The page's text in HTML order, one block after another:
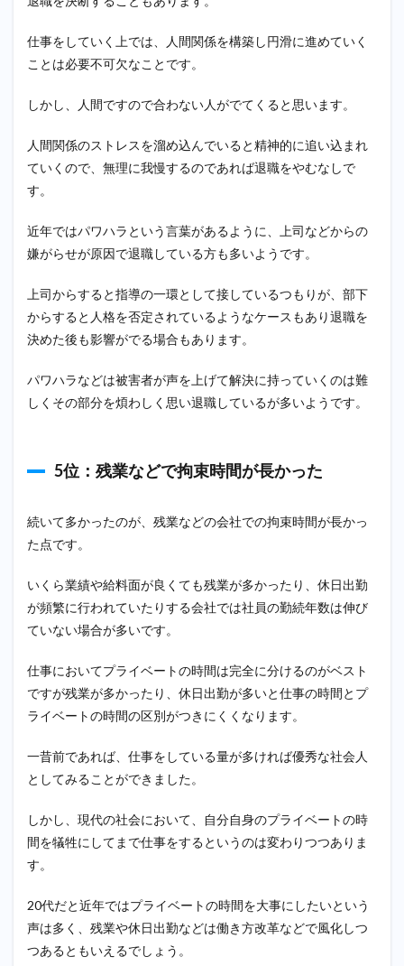
仕事をしていく上では、人間関係を構築し円滑に進めていく
ことは必要不可欠なことです。
しかし、人間ですので合わない人がでてくると思います。
人間関係のストレスを溜め込んでいると精神的に追い込まれ
ていくので、無理に我慢するのであれば退職をやむなしで
す。
近年ではパワハラという言葉があるように、上司などからの
嫌がらせが原因で退職している方も多いようです。
上司からすると指導の一環として接しているつもりが、部下
からすると人格を否定されているようなケースもあり退職を
決めた後も影響がでる場合もあります。
パワハラなどは被害者が声を上げて解決に持っていくのは難
しくその部分を煩わしく思い退職しているが多いようです。
5位：残業などで拘束時間が長かった
続いて多かったのが、残業などの会社での拘束時間が長かっ
た点です。
いくら業績や給料面が良くても残業が多かったり、休日出勤
が頻繁に行われていたりする会社では社員の勤続年数は伸び
ていない場合が多いです。
仕事においてプライベートの時間は完全に分けるのがベスト
ですが残業が多かったり、休日出勤が多いと仕事の時間とプ
ライベートの時間の区別がつきにくくなります。
一昔前であれば、仕事をしている量が多ければ優秀な社会人
としてみることができました。
しかし、現代の社会において、自分自身のプライベートの時
間を犠牲にしてまで仕事をするというのは変わりつつありま
す。
20代だと近年ではプライベートの時間を大事にしたいという
声は多く、残業や休日出勤などは働き方改革などで風化しつ
つあるともいえるでしょう。